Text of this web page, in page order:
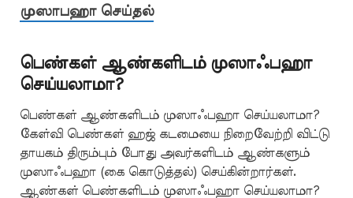
முஸாபஹா செய்தல்
பெண்கள் ஆண்களிடம் முஸாஃபஹா
செய்யலாமா?
பெண்கள் ஆண்களிடம் முஸாஃபஹா செய்யலாமா?
கேள்வி பெண்கள் ஹஜ் கடமையை நிறைவேற்றி விட்டு
தாயகம் திரும்பும் போது அவர்களிடம் ஆண்களும்
முஸாஃபஹா (கை கொடுத்தல்) செய்கின்றார்கள்.
ஆண்கள் பெண்களிடம் முஸாஃபஹா செய்யலாமா?